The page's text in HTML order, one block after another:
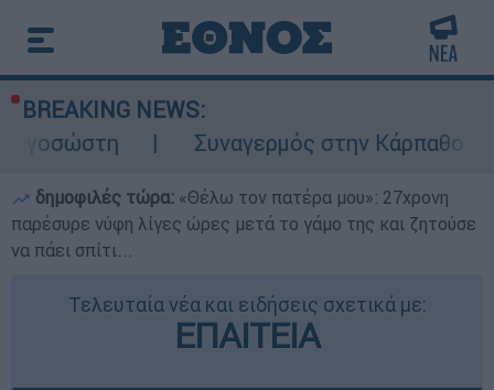
BREAKING NEWS:
Συναγερμός στην Κάρπαθο: Βρέθηκαν
δημοφιλές τώρα: «Θέλω τον πατέρα μου»: 27χρονη
παρέσυρε νύφη λίγες ώρες μετά το γάμο της και ζητούσε
να πάει σπίτι...
Τελευταία νέα και ειδήσεις σχετικά με:
ΕΠΑΙΤΕΙΑ